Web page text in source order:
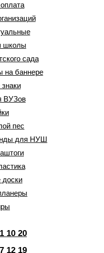
школы
сада
на баннере
ВУЗов
пес
для НУШ
доски
10 20
12 19